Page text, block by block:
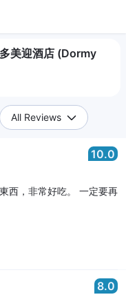
美迎酒店 (Dormy
All Reviews
10.0
西，非常好吃。 一定要再
8.0